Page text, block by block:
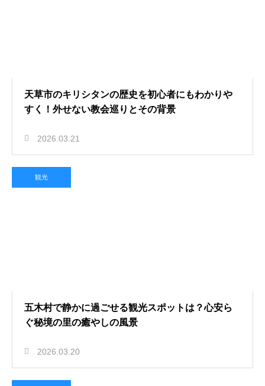
天草市のキリシタンの歴史を初心者にもわかりや
すく！外せない教会巡りとその背景
2026.03.21
観光
五木村で静かに過ごせる観光スポットは？心安ら
ぐ秘境の里の癒やしの風景
2026.03.20